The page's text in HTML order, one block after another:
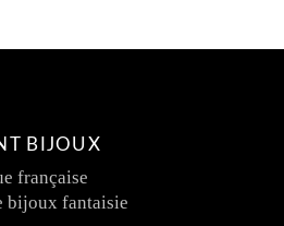
BIJOUX
française
bijoux fantaisie